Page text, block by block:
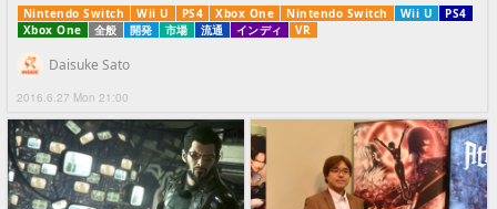
Nintendo Switch Wii U PS4 Xbox One Nintendo Switch Wii U
PS4
Xbox One
全般 開発 市場 流通 インディ VR
2016.6.27 Mon 21:00
Daisuke Sato